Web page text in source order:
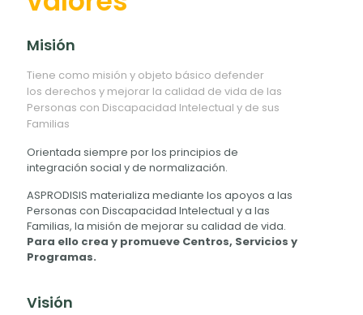
Misión
Tiene como misión y objeto básico defender
los derechos y mejorar la calidad de vida de las
Personas con Discapacidad Intelectual y de sus
Familias
Orientada siempre por los principios de
integración social y de normalización.
ASPRODISIS materializa mediante los apoyos a las
Personas con Discapacidad Intelectual y a las
Familias, la misión de mejorar su calidad de vida.
Para ello crea y promueve Centros, Servicios y
Programas.
Visión